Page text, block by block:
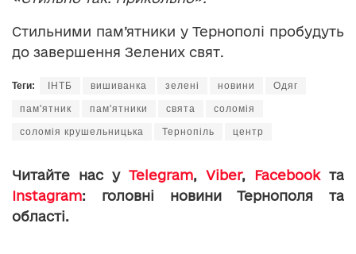
Стильними пам’ятники у Тернополі пробудуть
до завершення Зелених свят.
Теги: ІНТБ вишиванка зелені новини Одяг
пам'ятник пам'ятники свята соломія
соломія крушельницька Тернопіль центр
Читайте нас у Telegram, Viber, Facebookта
Instagram: головні новини Тернополя та
області.